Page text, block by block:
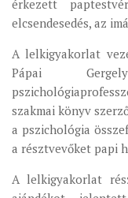
PÜSPÖKI
ZSINATI
ZSINAT
ZSINATI
ZSINATI
érkezett
elcsendesedés, az
A lelkigyakorlat
Pápai
szakmai könyv
a pszichológia
a résztvevőket papi
A lelkigyakorlat